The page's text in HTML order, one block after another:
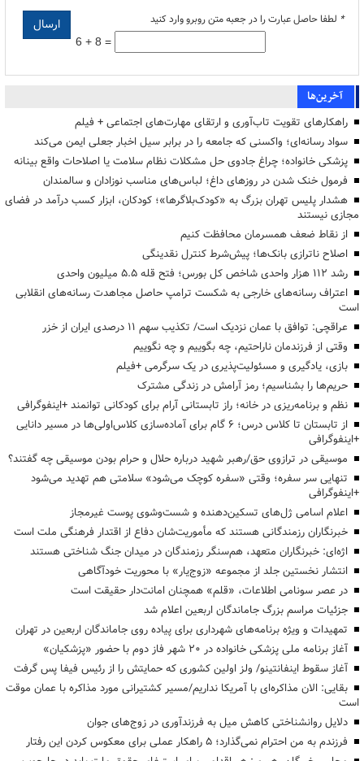
* لطفا حاصل عبارت را در جعبه متن روبرو وارد کنید
6 + 8 =
آخرین‌ها
راهکارهای تقویت تاب‌آوری و ارتقای مهارت‌های اجتماعی + فیلم
سواد رسانه‌ای؛ واکسنی که جامعه را در برابر سیل اخبار جعلی ایمن می‌کند
پزشکی خانواده؛ چراغ جادوی حل مشکلات نظام سلامت یا اصلاحات واقع بینانه
فرمول خنک شدن در روزهای داغ؛ لباس‌های مناسب نوزادان و سالمندان
هشدار پلیس تهران بزرگ به «کودک‌بلاگرها»؛ کودکان، ابزار کسب درآمد در فضای
مجازی نیستند
از نقاط ضعف همسرمان محافظت کنیم
اصلاح ناترازی بانک‌ها؛ پیش‌شرط کنترل نقدینگی
رشد ۱۱۲ هزار واحدی شاخص کل بورس؛ فتح قله ۵.۵ میلیون واحدی
اعتراف رسانه‌های خارجی به شکست ترامپ حاصل مجاهدت رسانه‌های انقلابی
است
عراقچی: توافق با عمان نزدیک است/ تکذیب سهم ۱۱ درصدی ایران از خزر
وقتی از فرزندمان ناراحتیم، چه بگوییم و چه نگوییم
بازی، یادگیری و مسئولیت‌پذیری در یک سرگرمی +فیلم
حریم‌ها را بشناسیم؛ رمز آرامش در زندگی مشترک
نظم و برنامه‌ریزی در خانه؛ راز تابستانی آرام برای کودکانی توانمند +اینفوگرافی
از تابستان تا کلاس درس؛ ۶ گام برای آماده‌سازی کلاس‌اولی‌ها در مسیر دانایی
+اینفوگرافی
موسیقی در ترازوی حق/رهبر شهید درباره حلال و حرام بودن موسیقی چه گفتند؟
تنهایی سر سفره؛ وقتی «سفره کوچک می‌شود» سلامتی هم تهدید می‌شود
+اینفوگرافی
اعلام اسامی ژل‌های تسکین‌دهنده و شست‌وشوی پوست غیرمجاز
خبرنگاران رزمندگانی هستند که مأموریت‌شان دفاع از اقتدار فرهنگی ملت است
اژه‌ای: خبرنگاران متعهد، هم‌سنگر رزمندگان در میدان جنگ شناختی هستند
انتشار نخستین جلد از مجموعه «زوج‌یار» با محوریت خودآگاهی
در عصر سونامی اطلاعات، «قلم» همچنان امانت‌دار حقیقت است
جزئیات مراسم بزرگ جاماندگان اربعین اعلام شد
تمهیدات و ویژه برنامه‌های شهرداری برای پیاده روی جاماندگان اربعین در تهران
آغاز برنامه ملی پزشکی خانواده در ۲۰ شهر فاز دوم با حضور «پزشکیان»
آغاز سقوط اینفانتینو/ ولز اولین کشوری که حمایتش را از رئیس فیفا پس گرفت
بقایی: الان مذاکره‌ای با آمریکا نداریم/مسیر کشتیرانی مورد مذاکره با عمان موقت
است
دلایل روانشناختی کاهش میل به فرزندآوری در زوج‌های جوان
فرزندم به من احترام نمی‌گذارد؛ ۵ راهکار عملی برای معکوس کردن این رفتار